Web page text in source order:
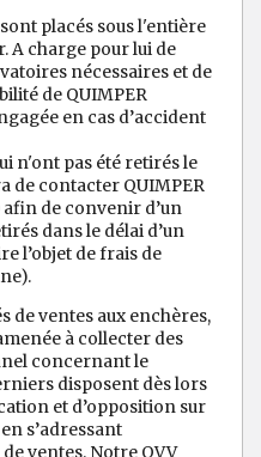
placés sous l'entière
A charge pour lui de
nécessaires et de
de QUIMPER
en cas d’accident
n'ont pas été retirés le
de contacter QUIMPER
afin de convenir d’un
dans le délai d’un
l’objet de frais de
de ventes aux enchères,
à collecter des
concernant le
disposent dès lors
et d’opposition sur
s’adressant
ventes. Notre OVV